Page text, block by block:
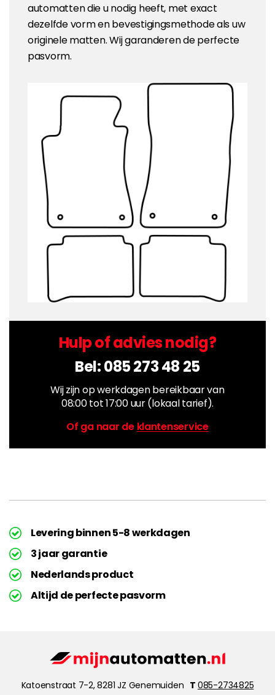
automatten die u nodig heeft, met exact
dezelfde vorm en bevestigingsmethode als uw
originele matten. Wij garanderen de perfecte
pasvorm.
Hulp of advies nodig?
Bel:085 273 48 25
Wij zijn op werkdagen bereikbaar van
08:00 tot 17:00 uur (lokaal tarief).
Of ga naar de klantenservice
Levering binnen 5-8 werkdagen
3 jaar garantie
Nederlands product
Altijd de perfecte pasvorm
Katoenstraat 7-2, 8281 JZ Genemuiden T 085-2734825